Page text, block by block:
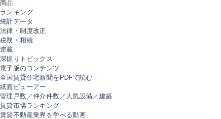
商品
ランキング
統計データ
法律・制度改正
税務・相続
連載
深掘りトピックス
電子版のコンテンツ
全国賃貸住宅新聞をPDFで読む
紙面ビューアー
管理戸数／仲介件数／人気設備／建築
賃貸市場ランキング
賃貸不動産業界を学べる動画